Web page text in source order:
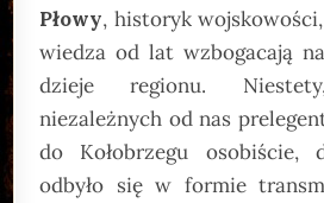
Płowy, historyk
wiedza od lat wzbogacają
dzieje regionu.
niezależnych od nas
do Kołobrzegu osobiście,
odbyło się w formie